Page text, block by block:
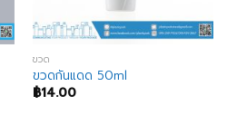
ขวด
ขวดกันแดด 50ml
฿14.00